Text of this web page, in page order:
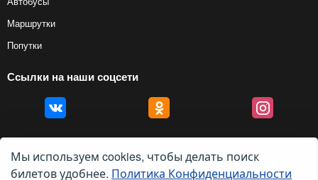
Маршрутки
Попутки
Ссылки на наши соцсети
Мы используем cookies, чтобы делать поиск
билетов удобнее. Политика Конфиденциальности